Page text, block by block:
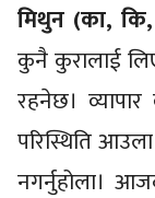
मिथुन (का,
कुनै कुरालाई
रहनेछ।
परिस्थिति
नगर्नुहोला।